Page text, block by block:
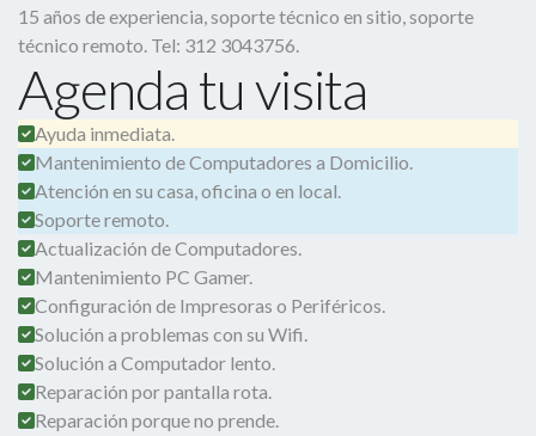
15 años de experiencia, soporte técnico en sitio, soporte
técnico remoto. Tel: 312 3043756.
Agenda tu visita
Ayuda inmediata.
Mantenimiento de Computadores a Domicilio.
Atención en su casa, oficina o en local.
Soporte remoto.
Actualización de Computadores.
Mantenimiento PC Gamer.
Configuración de Impresoras o Periféricos.
Solución a problemas con su Wifi.
Solución a Computador lento.
Reparación por pantalla rota.
Reparación porque no prende.